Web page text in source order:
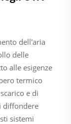
dell'aria
delle
alle esigenze
termico
e di
diffondere
sistemi